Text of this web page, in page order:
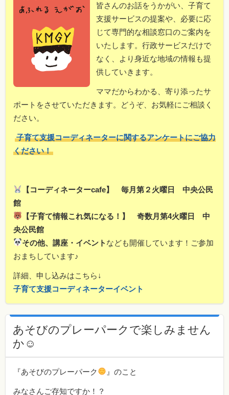
皆さんのお話をうかがい、子育て
支援サービスの提案や、必要に応
じて専門的な相談窓口のご案内を
いたします。行政サービスだけで
なく、より身近な地域の情報も提
供していきます。
ママだからわかる、寄り添ったサ
ポートをさせていただきます。どうぞ、お気軽にご相談く
ださい。
子育て支援コーディネーターに関するアンケートにご協力
ください！
【コーディネーターcafe】 毎月第２火曜日 中央公民
館
【子育て情報これ気になる！】 奇数月第4火曜日 中
央公民館
その他、講座・イベント なども開催しています！ご参加
おまちしています♪
詳細、申し込みはこちら↓
子育て支援コーディネーターイベント
あそびのプレーパークで楽しみません
か☺
『あそびのプレーパーク 』のこと
みなさんご存知ですか！？